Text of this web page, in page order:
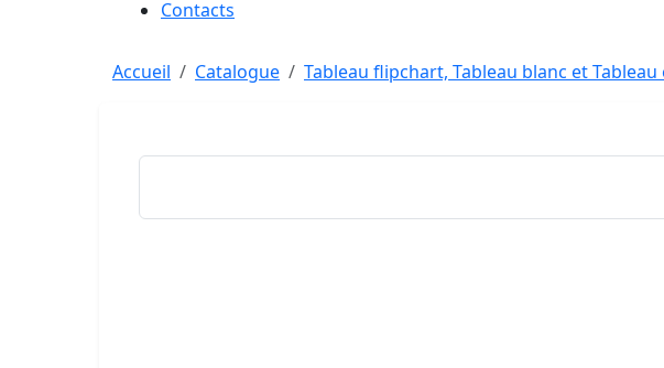
Contacts
Accueil Catalogue Tableau flipchart, Tableau blanc et Tableau